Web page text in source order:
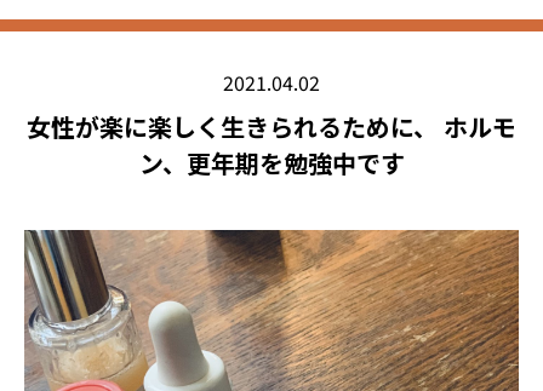
2021.04.02
女性が楽に楽しく生きられるために、 ホルモ
ン、更年期を勉強中です